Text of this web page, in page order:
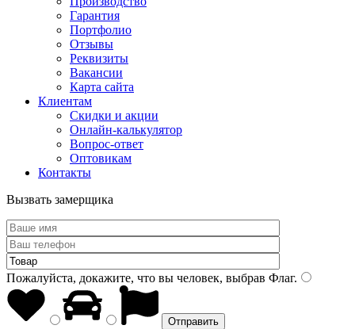
Гарантия
Портфолио
Отзывы
Реквизиты
Вакансии
Карта сайта
Клиентам
Скидки и акции
Онлайн-калькулятор
Вопрос-ответ
Оптовикам
Контакты
Вызвать замерщика
Пожалуйста, докажите, что вы человек, выбрав Флаг.